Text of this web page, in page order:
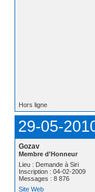
Hors ligne
29-05-
Gozav
Membre d'Honneur
Lieu : Demande à Siri
Inscription : 04-02-2009
Messages : 8 876
Site Web